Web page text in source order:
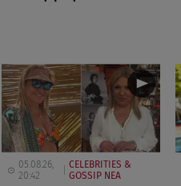
05.08.26,
20:42
CELEBRITIES &
GOSSIP ΝΕΑ